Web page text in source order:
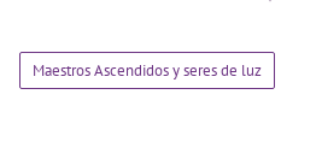
Maestros Ascendidos y seres de luz